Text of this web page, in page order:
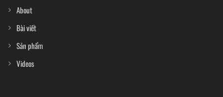
About
Bài viết
Sản phẩm
Videos